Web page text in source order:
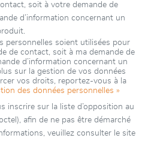
soit à votre demande de
d’information concernant un
personnelles soient utilisées pour
de contact, soit à ma demande de
d’information concernant un
sur la gestion de vos données
vos droits, reportez-vous à la
des données personnelles »
inscrire sur la liste d’opposition au
afin de ne pas être démarché
veuillez consulter le site